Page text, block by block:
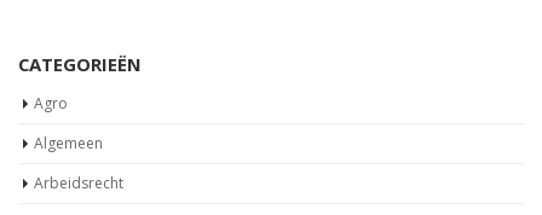
Arbeidsrecht
Assurantiebelasting
Autobelastingen
Belastingplan